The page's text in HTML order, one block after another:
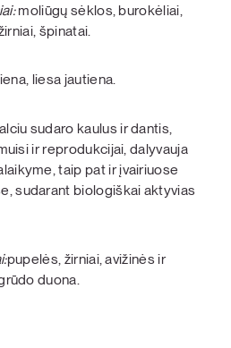
moliūgų sėklos, burokėliai,
špinatai.
liesa jautiena.
sudaro kaulus ir dantis,
ir reprodukcijai, dalyvauja
taip pat ir įvairiuose
sudarant biologiškai aktyvias
pupelės, žirniai, avižinės ir
duona.